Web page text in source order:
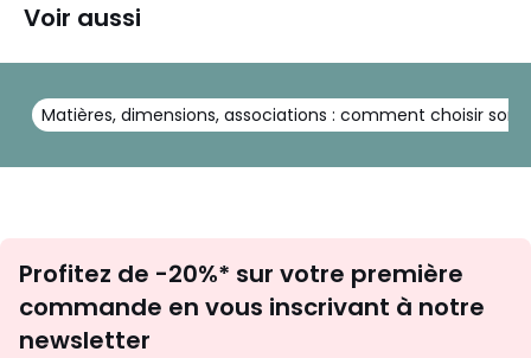
Voir aussi
Matières, dimensions, associations : comment choisir son
newsletter
Profitez de -20%* sur votre première
commande en vous inscrivant à notre
newsletter